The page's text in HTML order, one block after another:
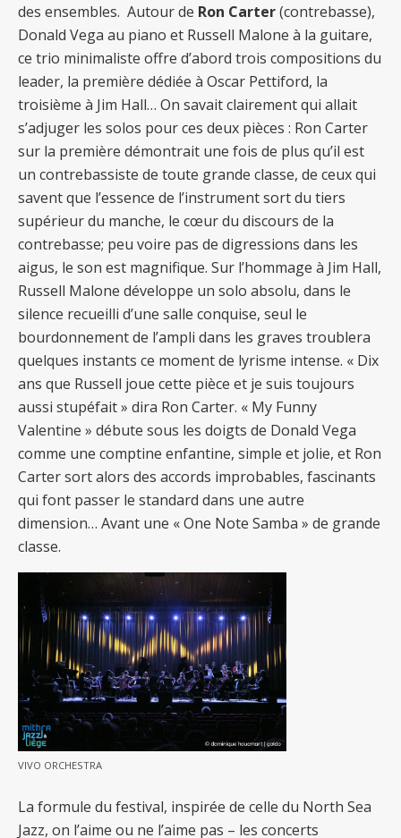
des ensembles. Autour de Ron Carter(contrebasse),
Donald Vega au piano et Russell Malone à la guitare,
ce trio minimaliste offre d’abord trois compositions du
leader, la première dédiée à Oscar Pettiford, la
troisième à Jim Hall… On savait clairement qui allait
s’adjuger les solos pour ces deux pièces : Ron Carter
sur la première démontrait une fois de plus qu’il est
un contrebassiste de toute grande classe, de ceux qui
savent que l’essence de l’instrument sort du tiers
supérieur du manche, le cœur du discours de la
contrebasse; peu voire pas de digressions dans les
aigus, le son est magnifique. Sur l’hommage à Jim Hall,
Russell Malone développe un solo absolu, dans le
silence recueilli d’une salle conquise, seul le
bourdonnement de l’ampli dans les graves troublera
quelques instants ce moment de lyrisme intense. « Dix
ans que Russell joue cette pièce et je suis toujours
aussi stupéfait » dira Ron Carter. « My Funny
Valentine » débute sous les doigts de Donald Vega
comme une comptine enfantine, simple et jolie, et Ron
Carter sort alors des accords improbables, fascinants
qui font passer le standard dans une autre
dimension… Avant une « One Note Samba » de grande
classe.
VIVO ORCHESTRA
La formule du festival, inspirée de celle du North Sea
Jazz, on l’aime ou ne l’aime pas – les concerts